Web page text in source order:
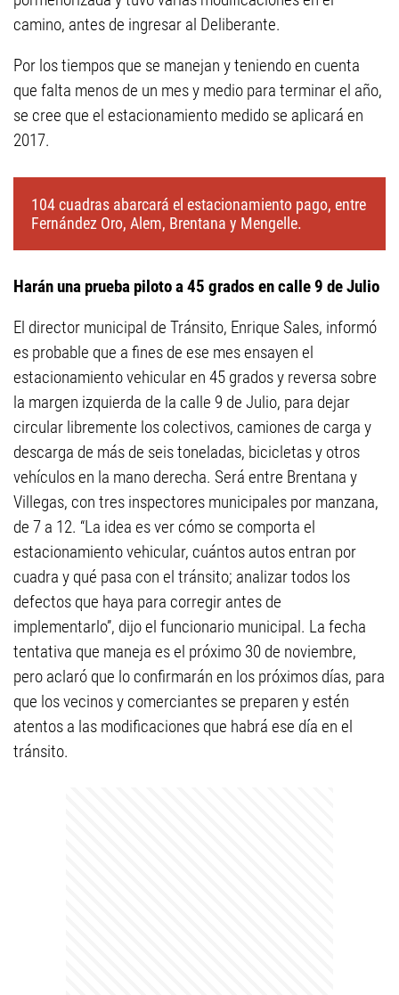
camino, antes de ingresar al Deliberante.
Por los tiempos que se manejan y teniendo en cuenta
que falta menos de un mes y medio para terminar el año,
se cree que el estacionamiento medido se aplicará en
2017.
104 cuadras abarcará el estacionamiento pago, entre
Fernández Oro, Alem, Brentana y Mengelle.
Harán una prueba piloto a 45 grados en calle 9 de Julio
El director municipal de Tránsito, Enrique Sales, informó
es probable que a fines de ese mes ensayen el
estacionamiento vehicular en 45 grados y reversa sobre
la margen izquierda de la calle 9 de Julio, para dejar
circular libremente los colectivos, camiones de carga y
descarga de más de seis toneladas, bicicletas y otros
vehículos en la mano derecha. Será entre Brentana y
Villegas, con tres inspectores municipales por manzana,
de 7 a 12. “La idea es ver cómo se comporta el
estacionamiento vehicular, cuántos autos entran por
cuadra y qué pasa con el tránsito; analizar todos los
defectos que haya para corregir antes de
implementarlo”, dijo el funcionario municipal. La fecha
tentativa que maneja es el próximo 30 de noviembre,
pero aclaró que lo confirmarán en los próximos días, para
que los vecinos y comerciantes se preparen y estén
atentos a las modificaciones que habrá ese día en el
tránsito.